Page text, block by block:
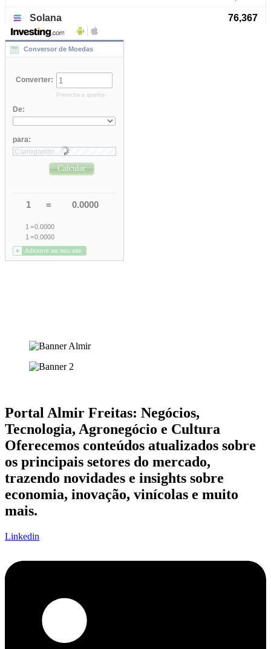
Portal Almir Freitas: Negócios,
Tecnologia, Agronegócio e Cultura
Oferecemos conteúdos atualizados sobre
os principais setores do mercado,
trazendo novidades e insights sobre
economia, inovação, vinícolas e muito
mais.
Linkedin